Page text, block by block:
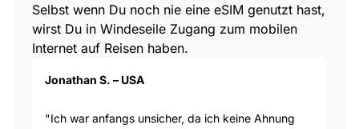
Selbst wenn Du noch nie eine eSIM genutzt hast,
wirst Du in Windeseile Zugang zum mobilen
Internet auf Reisen haben.
Jonathan S. – USA
"Ich war anfangs unsicher, da ich keine Ahnung